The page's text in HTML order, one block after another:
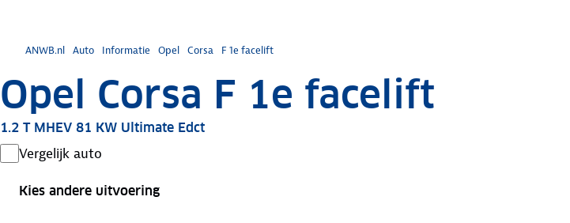
ANWB.nl Auto Informatie Opel Corsa F 1e facelift
Opel Corsa F 1e facelift
1.2 T MHEV 81 KW Ultimate Edct
Vergelijk auto
Kies andere uitvoering